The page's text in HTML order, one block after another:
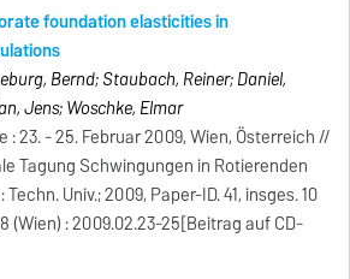
foundation elasticities in
Bernd; Staubach, Reiner; Daniel,
Jens; Woschke, Elmar
: 23. - 25. Februar 2009, Wien, Österreich //
Tagung Schwingungen in Rotierenden
Univ.; 2009, Paper-ID. 41, insges. 10
(Wien) : 2009.02.23-25[Beitrag auf CD-